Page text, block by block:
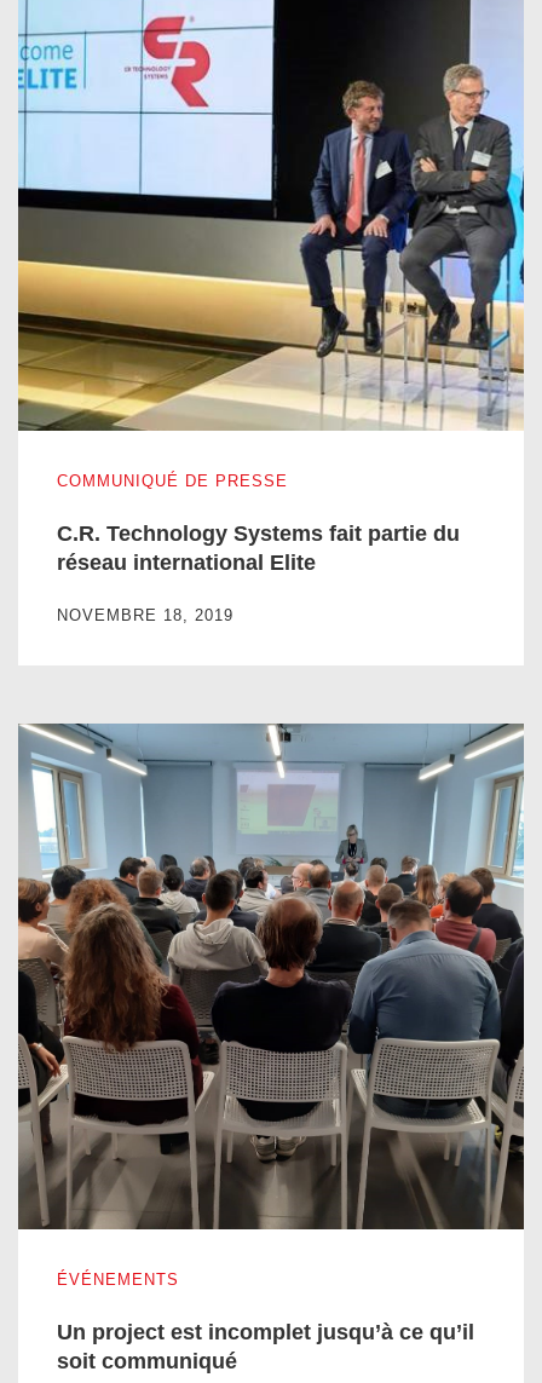
COMMUNIQUÉ DE PRESSE
C.R. Technology Systems fait partie du
réseau international Elite
NOVEMBRE 18, 2019
ÉVÉNEMENTS
Un project est incomplet jusqu’à ce qu’il
soit communiqué